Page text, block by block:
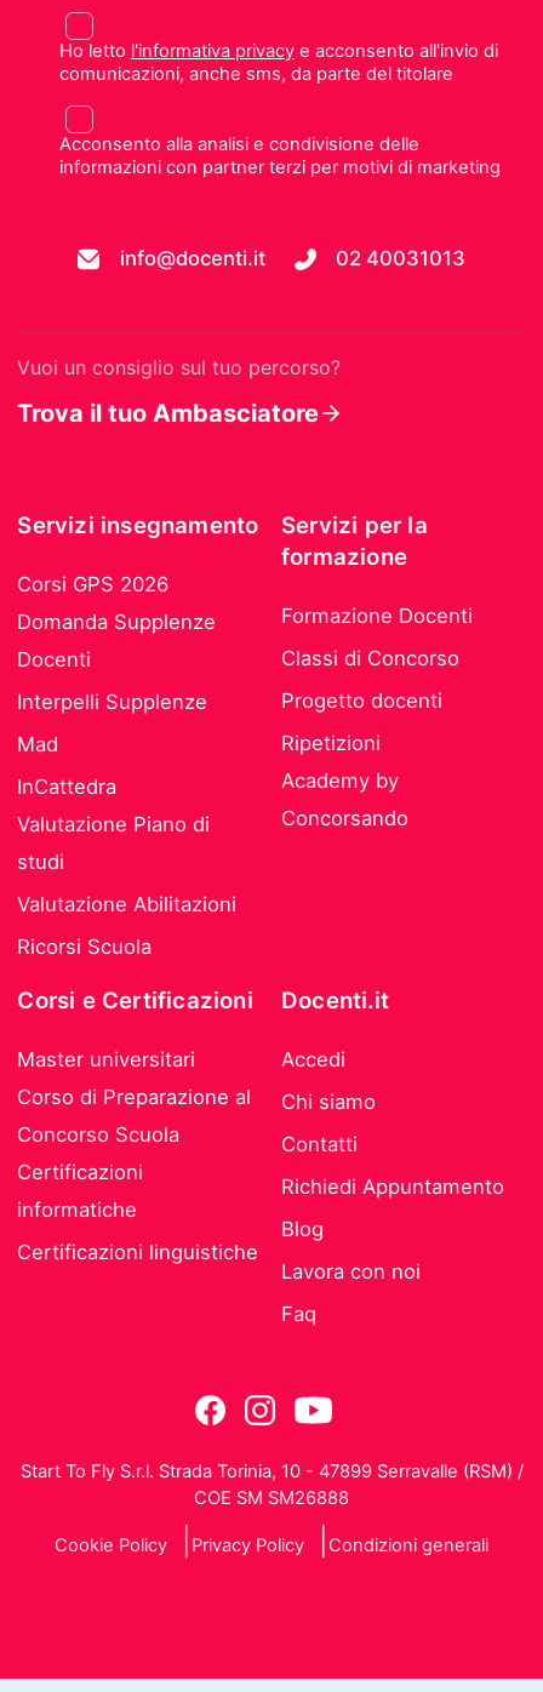
Ho letto l'informativa privacye acconsento all'invio di
comunicazioni, anche sms, da parte del titolare
Acconsento alla analisi e condivisione delle
informazioni con partner terzi per motivi di marketing
info@docenti.it 02 40031013
Vuoi un consiglio sul tuo percorso?
Trova il tuo Ambasciatore
Servizi insegnamento
Corsi GPS 2026
Domanda Supplenze
Docenti
Interpelli Supplenze
Mad
InCattedra
Valutazione Piano di
studi
Valutazione Abilitazioni
Ricorsi Scuola
Servizi per la
formazione
Formazione Docenti
Classi di Concorso
Progetto docenti
Ripetizioni
Academy by
Concorsando
Corsi e Certificazioni
Master universitari
Corso di Preparazione al
Concorso Scuola
Certificazioni
informatiche
Certificazioni linguistiche
Docenti.it
Accedi
Chi siamo
Contatti
Richiedi Appuntamento
Blog
Lavora con noi
Faq
Start To Fly S.r.l. Strada Torinia, 10 - 47899 Serravalle (RSM) /
COE SM SM26888
Cookie Policy Privacy Policy Condizioni generali